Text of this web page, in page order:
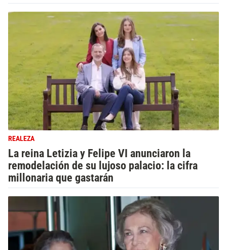
REALEZA
La reina Letizia y Felipe VI anunciaron la
remodelación de su lujoso palacio: la cifra
millonaria que gastarán